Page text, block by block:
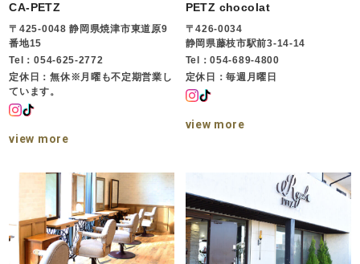
CA-PETZ
〒425-0048 静岡県焼津市東道原9
番地15
Tel：054-625-2772
定休日：無休※月曜も不定期営業し
ています。
view more
PETZ chocolat
〒426-0034
静岡県藤枝市駅前3-14-14
Tel：054-689-4800
定休日：毎週月曜日
view more